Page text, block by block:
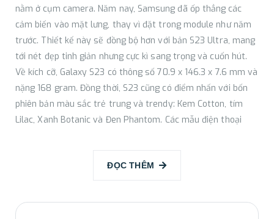
nằm ở cụm camera. Năm nay, Samsung đã ốp thẳng các
cảm biến vào mặt lưng, thay vì đặt trong module như năm
trước. Thiết kế này sẽ đồng bộ hơn với bản S23 Ultra, mang
tới nét đẹp tinh giản nhưng cực kì sang trọng và cuốn hút.
Về kích cỡ, Galaxy S23 có thông số 70.9 x 146.3 x 7.6 mm và
nặng 168 gram. Đồng thời, S23 cũng có điểm nhấn với bốn
phiên bản màu sắc trẻ trung và trendy: Kem Cotton, tím
Lilac, Xanh Botanic và Đen Phantom. Các mẫu điện thoại
Về mặt trước, Galaxy S23 có màn hình phẳng với kích thước
ĐỌC THÊM